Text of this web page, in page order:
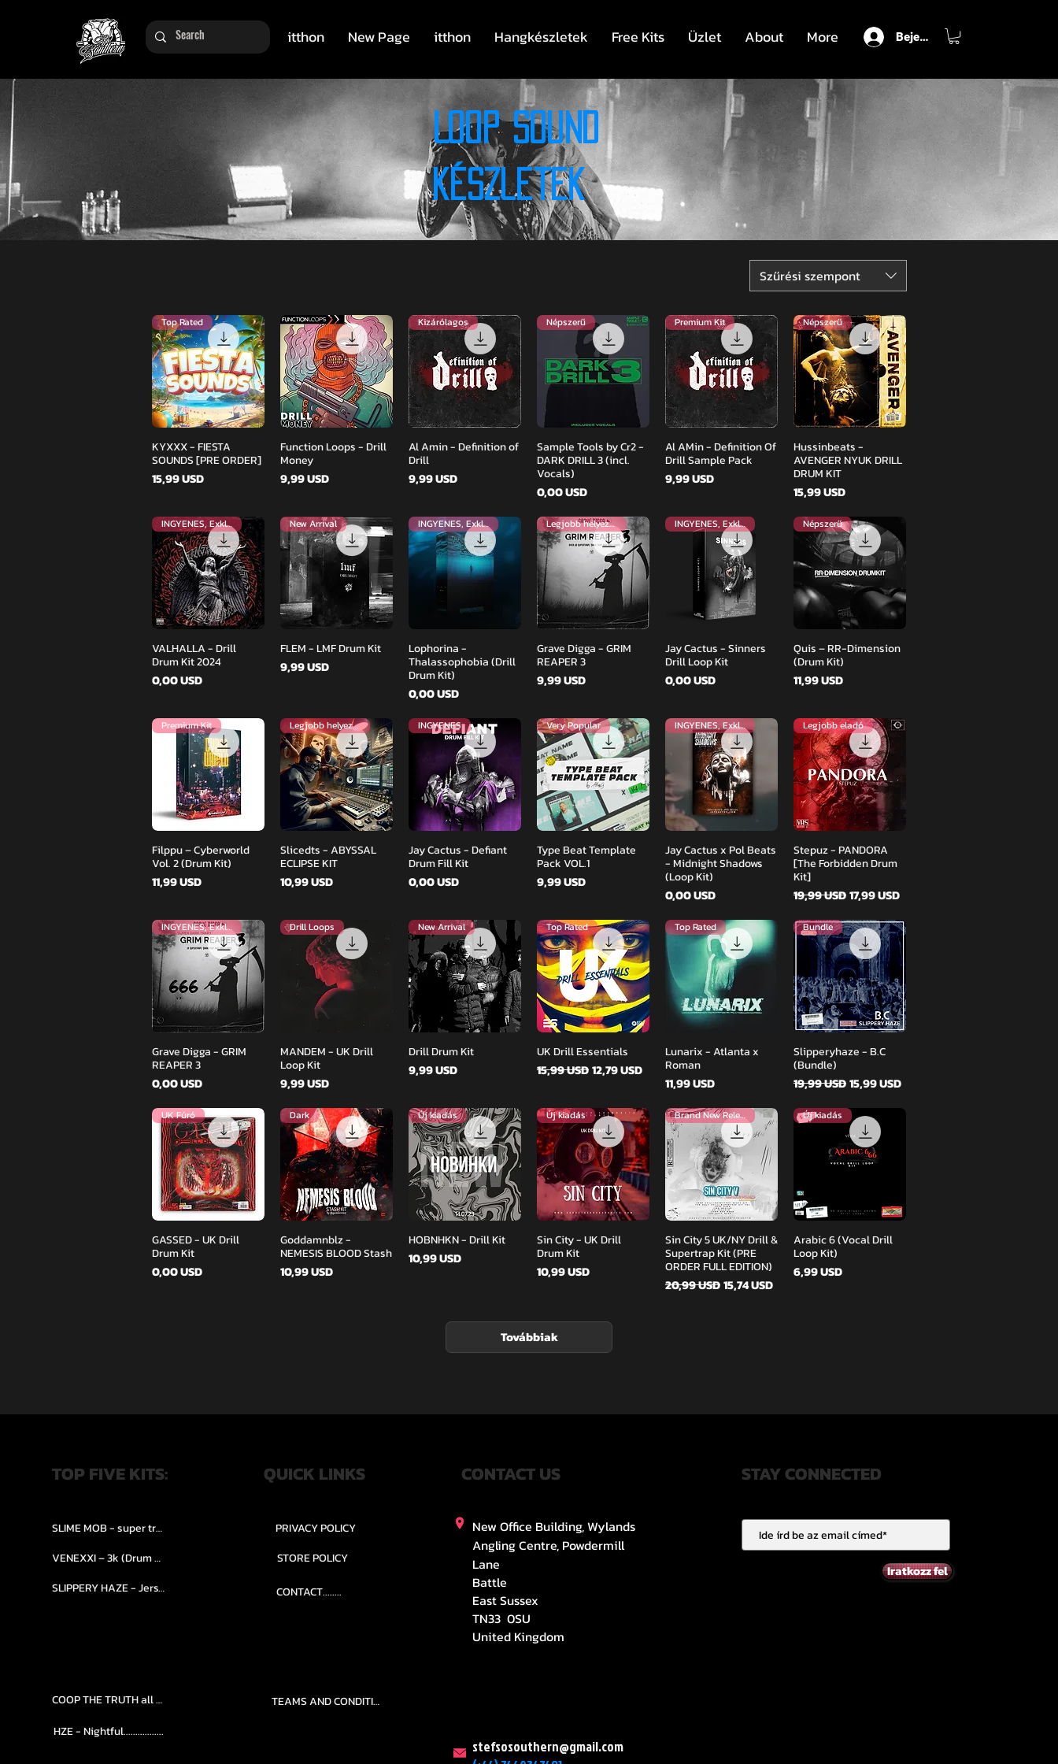
itthon New Page itthon Hangkészletek Free Kits Üzlet About More Bejelentkezés
Loop Sound
készletek
Szűrési szempont
Gyorsnézet
Top Rated
KYXXX - FIESTA
SOUNDS [PRE ORDER]
Ár
15,99 USD
Gyorsnézet
Function Loops - Drill
Money
Ár
9,99 USD
Gyorsnézet
Kizárólagos
Al Amin - Definition of
Drill
Ár
9,99 USD
Gyorsnézet
Népszerű
Sample Tools by Cr2 -
DARK DRILL 3 (incl.
Vocals)
Ár
0,00 USD
Gyorsnézet
Premium Kit
Al AMin - Definition Of
Drill Sample Pack
Ár
9,99 USD
Gyorsnézet
Népszerű
Hussinbeats -
AVENGER NYUK DRILL
DRUM KIT
Ár
15,99 USD
Gyorsnézet
INGYENES, Exkluzív
VALHALLA - Drill
Drum Kit 2024
Ár
0,00 USD
Gyorsnézet
New Arrival
FLEM - LMF Drum Kit
Ár
9,99 USD
Gyorsnézet
INGYENES, Exkluzív
Lophorina -
Thalassophobia (Drill
Drum Kit)
Ár
0,00 USD
Gyorsnézet
Legjobb helyezett
Grave Digga - GRIM
REAPER 3
Ár
9,99 USD
Gyorsnézet
INGYENES, Exkluzív
Jay Cactus - Sinners
Drill Loop Kit
Ár
0,00 USD
Gyorsnézet
Népszerű
Quis – RR-Dimension
(Drum Kit)
Ár
11,99 USD
Gyorsnézet
Premium Kit
Filppu – Cyberworld
Vol. 2 (Drum Kit)
Ár
11,99 USD
Gyorsnézet
Legjobb helyezett
Slicedts - ABYSSAL
ECLIPSE KIT
Ár
10,99 USD
Gyorsnézet
INGYENES
Jay Cactus - Defiant
Drum Fill Kit
Ár
0,00 USD
Gyorsnézet
Very Popular
Type Beat Template
Pack VOL.1
Ár
9,99 USD
Gyorsnézet
INGYENES, Exkluzív
Jay Cactus x Pol Beats
- Midnight Shadows
(Loop Kit)
Ár
0,00 USD
Gyorsnézet
Legjobb eladó
Stepuz - PANDORA
[The Forbidden Drum
Kit]
Szokásos ár
19,99 USDAkciós ár
17,99 USD
Gyorsnézet
INGYENES, Exkluzív
Grave Digga - GRIM
REAPER 3
Ár
0,00 USD
Gyorsnézet
Drill Loops
MANDEM - UK Drill
Loop Kit
Ár
9,99 USD
Gyorsnézet
New Arrival
Drill Drum Kit
Ár
9,99 USD
Gyorsnézet
Top Rated
UK Drill Essentials
Szokásos ár
15,99 USDAkciós ár
12,79 USD
Gyorsnézet
Top Rated
Lunarix - Atlanta x
Roman
Ár
11,99 USD
Gyorsnézet
Bundle
Slipperyhaze - B.C
(Bundle)
Szokásos ár
19,99 USDAkciós ár
15,99 USD
Gyorsnézet
UK Fúró
GASSED - UK Drill
Drum Kit
Ár
0,00 USD
Gyorsnézet
Dark
Goddamnblz -
NEMESIS BLOOD Stash
Ár
10,99 USD
Gyorsnézet
Új kiadás
HOBNHKN - Drill Kit
Ár
10,99 USD
Gyorsnézet
Új kiadás
Sin City - UK Drill
Drum Kit
Ár
10,99 USD
Gyorsnézet
Brand New Release
Sin City 5 UK/NY Drill &
Supertrap Kit (PRE
ORDER FULL EDITION)
Szokásos ár
20,99 USDAkciós ár
15,74 USD
Gyorsnézet
Új kiadás
Arabic 6 (Vocal Drill
Loop Kit)
Ár
6,99 USD
Továbbiak
TOP FIVE KITS: QUICK LINKS CONTACT US
SLIME MOB - super trap.....
VENEXXI – 3k (Drum Kit)....
SLIPPERY HAZE - Jersy club stash kit.
PRIVACY POLICY
STORE POLICY
CONTACT........
New Office Building, Wylands
Angling Centre, Powdermill
Lane
Battle
East Sussex
TN33 0SU
United Kingdom
STAY CONNECTED
Iratkozz fel
COOP THE TRUTH all Kits.....
TEAMS AND CONDITION
HZE - Nightful.................
stefsosouthern@gmail.com